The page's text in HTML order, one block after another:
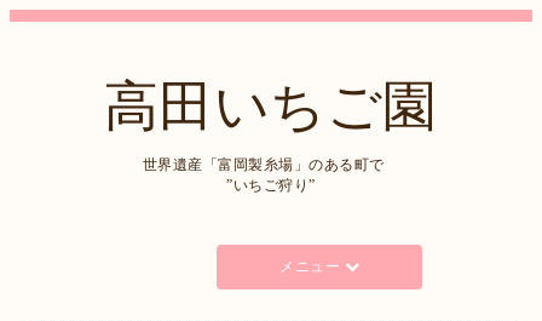
高田いちご園
世界遺産「富岡製糸場」のある町で
”いちご狩り”
メニュー